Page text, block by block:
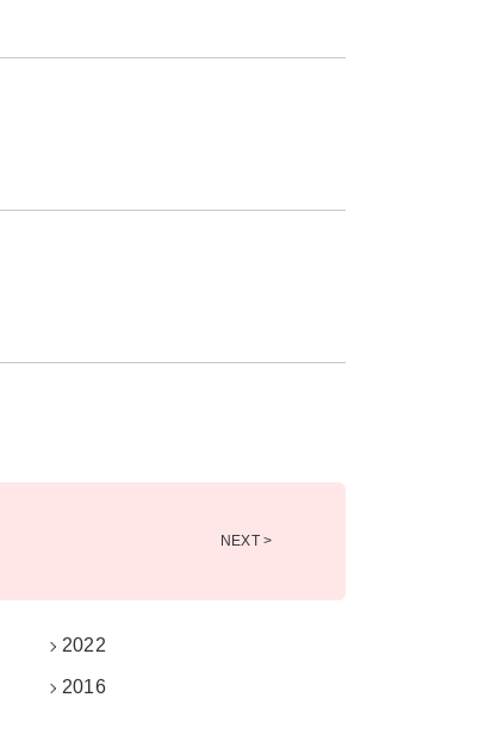
NEXT >
2022
2016